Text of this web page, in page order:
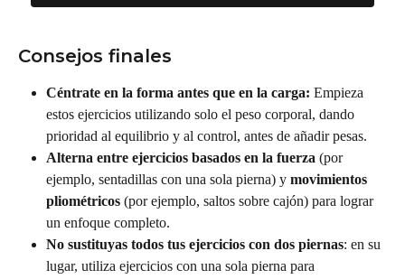
Consejos finales
Céntrate en la forma antes que en la carga: Empieza
estos ejercicios utilizando solo el peso corporal, dando
prioridad al equilibrio y al control, antes de añadir pesas.
Alterna entre ejercicios basados en la fuerza (por
ejemplo, sentadillas con una sola pierna) y movimientos
pliométricos (por ejemplo, saltos sobre cajón) para lograr
un enfoque completo.
No sustituyas todos tus ejercicios con dos piernas: en su
lugar, utiliza ejercicios con una sola pierna para